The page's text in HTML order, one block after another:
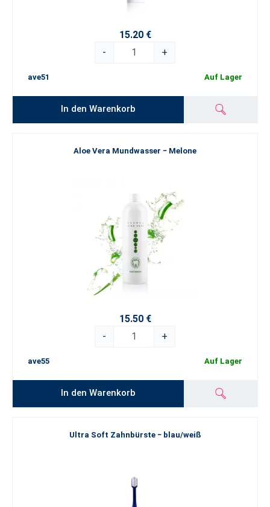
15.20 €
-
+
ave51 Auf Lager
In den Warenkorb
Aloe Vera Mundwasser − Melone
15.50 €
-
+
ave55 Auf Lager
In den Warenkorb
Ultra Soft Zahnbürste − blau/weiß